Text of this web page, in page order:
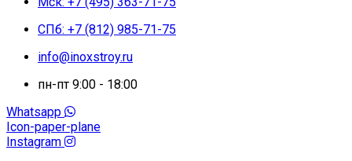
СПб: +7 (812) 985-71-75
info@inoxstroy.ru
пн-пт 9:00 - 18:00
Whatsapp
Icon-paper-plane
Instagram